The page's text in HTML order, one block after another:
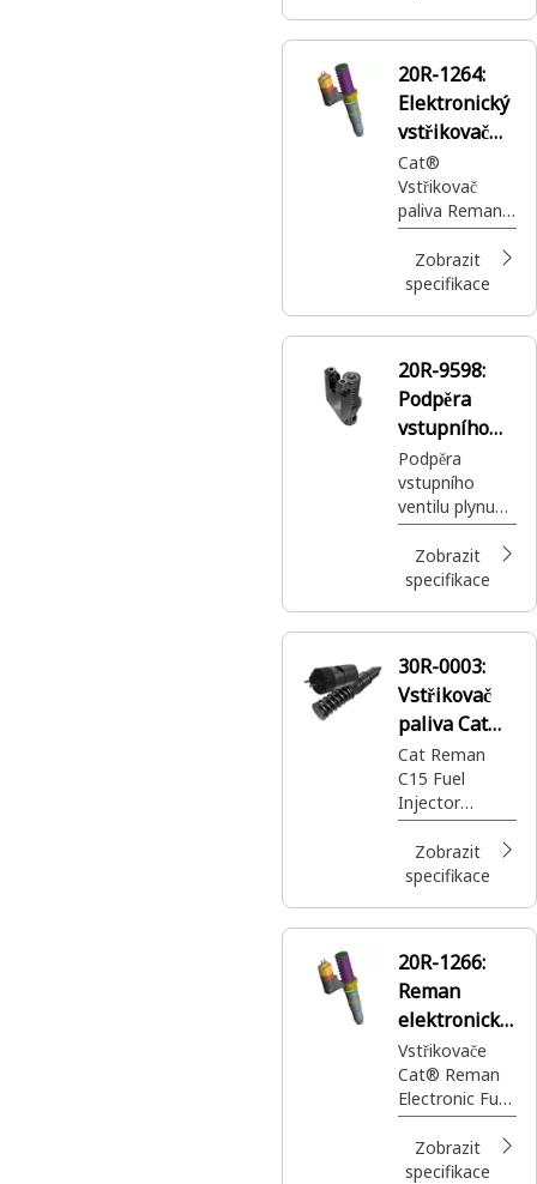
20R-1264:
Elektronický
vstřikovač
paliva Cat®
Reman
Cat®
Vstřikovač
paliva Reman
dodává
vysokotlaké
palivo do válce
Zobrazit
specifikace
20R-9598:
Podpěra
vstupního
ventilu
plynu Cat®
Reman (GAV)
Podpěra
vstupního
ventilu plynu
Cat® Reman
(GAV)
(průmyslový
G3600)
Zobrazit
specifikace
30R-0003:
Vstřikovač
paliva Cat®
Reman C15
Cat Reman
C15 Fuel
Injector
(EI550) (EUI)
(ACERT)
Zobrazit
specifikace
20R-1266:
Reman
elektronický
vstřikovač
paliva
Vstřikovače
Cat® Reman
Electronic Fuel
Injector s
potaženým
pístem
Zobrazit
specifikace